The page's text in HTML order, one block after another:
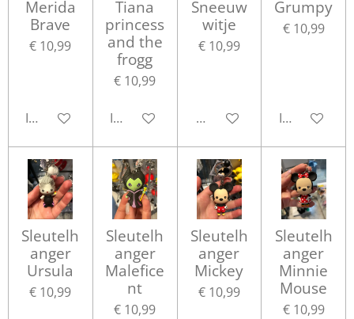
Merida
Brave
€ 10,99
In winkelwagen
Tiana
princess
and the
frogg
€ 10,99
In winkelwagen
Sneeuw
witje
€ 10,99
Houd mij op de hoogte
Grumpy
€ 10,99
In
Sleutelh
anger
Ursula
€ 10,99
Sleutelh
anger
Malefice
nt
€ 10,99
Sleutelh
anger
Mickey
€ 10,99
Sleutelh
anger
Minnie
Mouse
€ 10,99